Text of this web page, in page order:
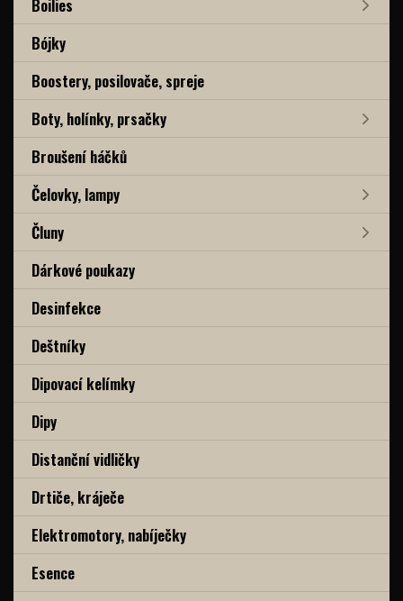
Boilies
Bójky
Boostery, posilovače, spreje
Boty, holínky, prsačky
Broušení háčků
Čelovky, lampy
Čluny
Dárkové poukazy
Desinfekce
Deštníky
Dipovací kelímky
Dipy
Distanční vidličky
Drtiče, kráječe
Elektromotory, nabíječky
Esence